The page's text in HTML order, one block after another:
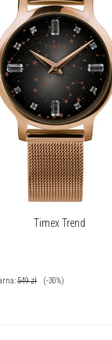
Timex Trend
549zł
(-30%)